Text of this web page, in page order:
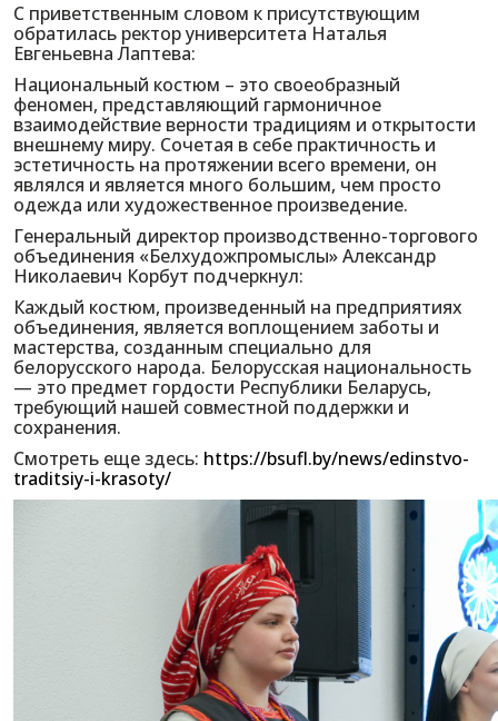
С приветственным словом к присутствующим
обратилась ректор университета Наталья
Евгеньевна Лаптева:
Национальный костюм – это своеобразный
феномен, представляющий гармоничное
взаимодействие верности традициям и открытости
внешнему миру. Сочетая в себе практичность и
эстетичность на протяжении всего времени, он
являлся и является много большим, чем просто
одежда или художественное произведение.
Генеральный директор производственно-торгового
объединения «Белхудожпромыслы» Александр
Николаевич Корбут подчеркнул:
Каждый костюм, произведенный на предприятиях
объединения, является воплощением заботы и
мастерства, созданным специально для
белорусского народа. Белорусская национальность
— это предмет гордости Республики Беларусь,
требующий нашей совместной поддержки и
сохранения.
Смотреть еще здесь: https://bsufl.by/news/edinstvo-
traditsiy-i-krasoty/